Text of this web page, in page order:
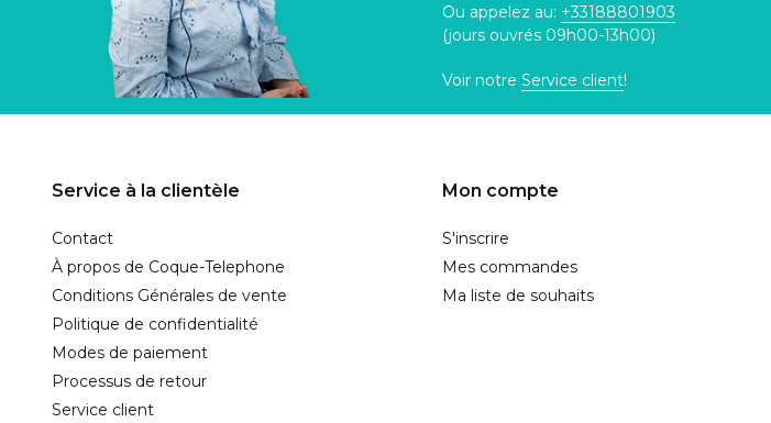
Ou appelez au: +33188801903
(jours ouvrés 09h00-13h00)
Voir notre Service client!
Service à la clientèle
Contact
À propos de Coque-Telephone
Conditions Générales de vente
Politique de confidentialité
Modes de paiement
Processus de retour
Service client
Mon compte
S'inscrire
Mes commandes
Ma liste de souhaits